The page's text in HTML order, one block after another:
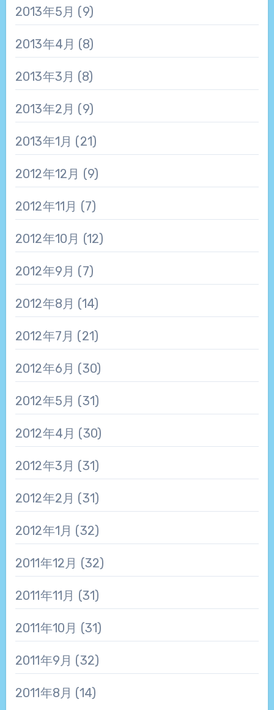
2013年5月 (9)
2013年4月 (8)
2013年3月 (8)
2013年2月 (9)
2013年1月 (21)
2012年12月 (9)
2012年11月 (7)
2012年10月 (12)
2012年9月 (7)
2012年8月 (14)
2012年7月 (21)
2012年6月 (30)
2012年5月 (31)
2012年4月 (30)
2012年3月 (31)
2012年2月 (31)
2012年1月 (32)
2011年12月 (32)
2011年11月 (31)
2011年10月 (31)
2011年9月 (32)
2011年8月 (14)